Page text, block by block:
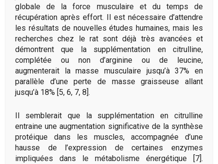
globale de la force musculaire et du temps de
récupération après effort. Il est nécessaire d’attendre
les résultats de nouvelles études humaines, mais les
recherches chez le rat sont déjà très avancées et
démontrent que la supplémentation en citrulline,
complétée ou non d’arginine ou de leucine,
augmenterait la masse musculaire jusqu’à 37% en
parallèle d’une perte de masse graisseuse allant
jusqu’à 18% [5, 6, 7, 8].
Il semblerait que la supplémentation en citrulline
entraine une augmentation significative de la synthèse
protéique dans les muscles, accompagnée d’une
hausse de l’expression de certaines enzymes
impliquées dans le métabolisme énergétique [7].